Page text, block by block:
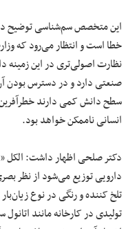
این متخصص سم‌شناسی توضیح
خطا است و انتظار می‌رود که
نظارت اصولی‌تری در این زمینه
صنعتی دارد و در دسترس بودن
سطح دانش کمی دارند
انسانی ناممکن خواهد بود.
دکتر صلحی اظهار داشت: الکل
دارویی توزیع می‌شود از نظر
تلخ کننده و رنگی در نوع
تولیدی در کارخانه مانند